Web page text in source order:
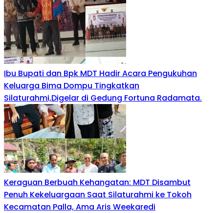
Ibu Bupati dan Bpk MDT Hadir Acara Pengukuhan
Keluarga Bima Dompu Tingkatkan
Silaturahmi,Digelar di Gedung Fortuna Radamata.
Keraguan Berbuah Kehangatan: MDT Disambut
Penuh Kekeluargaan Saat Silaturahmi ke Tokoh
Kecamatan Palla, Ama Aris Weekaredi